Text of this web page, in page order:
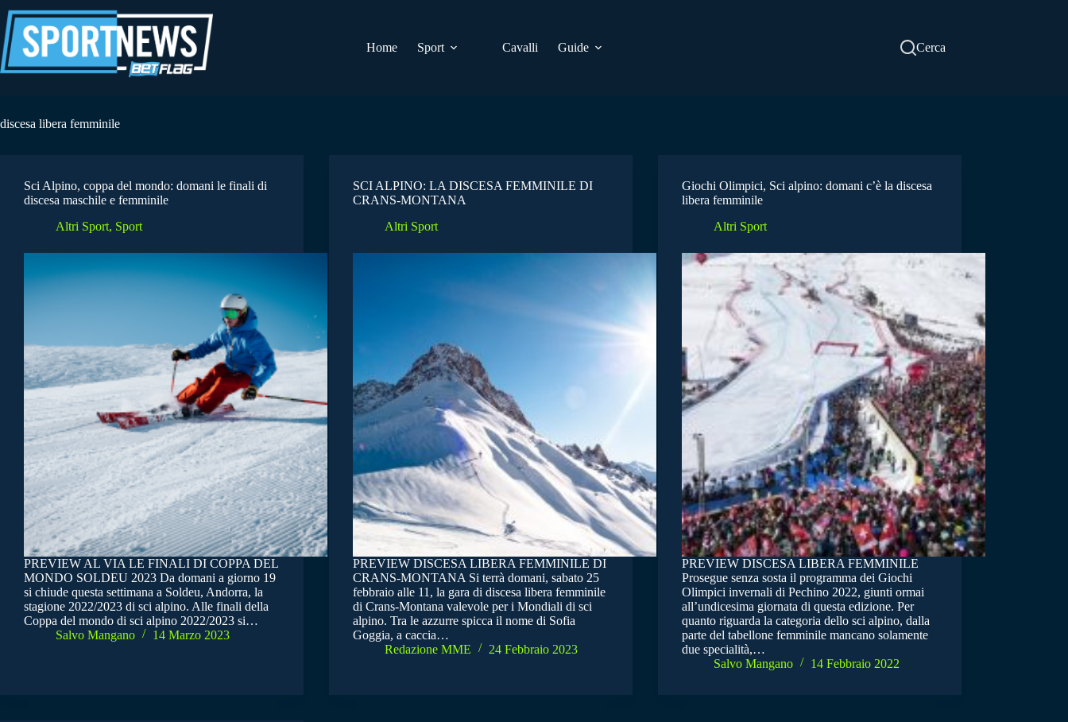
al
contenuto
Home
Sport Cavalli Guide Cerca
discesa libera femminile
Sci Alpino, coppa del mondo: domani le finali di
discesa maschile e femminile
Altri Sport, Sport
PREVIEW AL VIA LE FINALI DI COPPA DEL
MONDO SOLDEU 2023 Da domani a giorno 19
si chiude questa settimana a Soldeu, Andorra, la
stagione 2022/2023 di sci alpino. Alle finali della
Coppa del mondo di sci alpino 2022/2023 si…
Salvo Mangano
14 Marzo 2023
SCI ALPINO: LA DISCESA FEMMINILE DI
CRANS-MONTANA
Altri Sport
PREVIEW DISCESA LIBERA FEMMINILE DI
CRANS-MONTANA Si terrà domani, sabato 25
febbraio alle 11, la gara di discesa libera femminile
di Crans-Montana valevole per i Mondiali di sci
alpino. Tra le azzurre spicca il nome di Sofia
Goggia, a caccia…
Redazione MME
24 Febbraio 2023
Giochi Olimpici, Sci alpino: domani c’è la discesa
libera femminile
Altri Sport
PREVIEW DISCESA LIBERA FEMMINILE
Prosegue senza sosta il programma dei Giochi
Olimpici invernali di Pechino 2022, giunti ormai
all’undicesima giornata di questa edizione. Per
quanto riguarda la categoria dello sci alpino, dalla
parte del tabellone femminile mancano solamente
due specialità,…
Salvo Mangano
14 Febbraio 2022